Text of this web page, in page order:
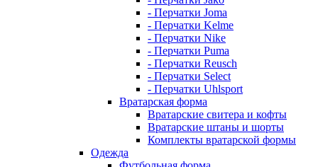
- Перчатки Joma
- Перчатки Kelme
- Перчатки Nike
- Перчатки Puma
- Перчатки Reusch
- Перчатки Select
- Перчатки Uhlsport
Вратарская форма
Вратарские свитера и кофты
Вратарские штаны и шорты
Комплекты вратарской формы
Одежда